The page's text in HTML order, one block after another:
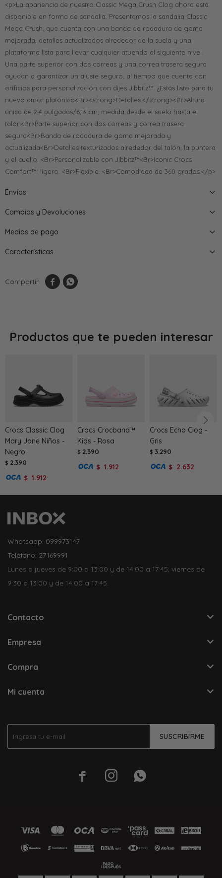
<p>La apariencia de nuestro Classic Mega Crush Clog ahora está
disponible en forma de sandalia. Presentamos la sandalia Classic
Mega Crush, que cuenta con una banda de rodadura de goma
mejorada, detalles actualizados alrededor de la suela y una
plataforma lista para llevar cualquier atuendo al siguiente nivel.
Una parte superior con dos correas y una correa trasera segura
ayudan a garantizar un ajuste seguro, al tiempo que cuenta con
orificios para personalización con dijes Jibbitz™. ¿Estás listo para tu
nuevo amor platónico<Br><strong>Detalles:</strong><Br>Altura
única de 2,4 pulgadas/6,13 cm, medida desde el suelo hasta el
talón<Br>Parte superior con dos correas y correa trasera
segura<Br>Banda de rodadura de goma mejorada y
actualizada<Br>Detalles texturizados alrededor del talón, la puntera
y el cuello. <Br>Personalizable con Jibbitz™<Br>Iconic Crocs
Comfort™: ligero. <Br>Flexible. <Br>Comodidad de 360 grados.</p>
Envíos
Cambios y Devoluciones
Medios de pago
Características
 
Productos que te pueden interesar
Crocs Classic Clog
Mary Jane Niños -
Negro
$ 2.390
$ 1.912
Crocs Crocband™
Kids - Rosa
$ 2.390
$ 1.912
Crocs Echo Clog -
Gris
$ 3.290
$ 2.632
SUSCRIBIRME
  
Whatsapp: 099973147
Teléfono: 27169991
Lunes a jueves de 9:00 a 13:00 y de 14:00 a 17:45, viernes de
9:30 a 13:00 y de 14:00 a 17:45.
Contacto
Empresa
Compra
Mi cuenta